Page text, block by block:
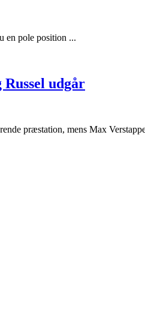
en pole position ...
udgår
præstation, mens Max